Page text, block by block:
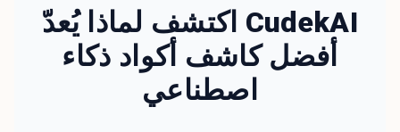
اكتشف لماذا يُعدّ CudekAI
أفضل كاشف أكواد ذكاء
اصطناعي